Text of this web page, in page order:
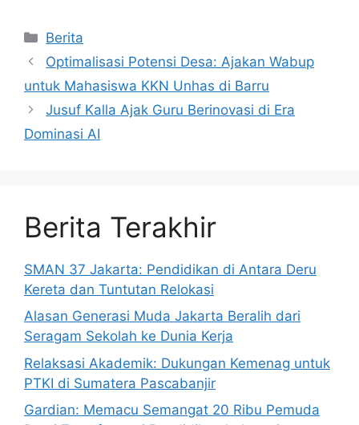
Kategori
Berita
Optimalisasi Potensi Desa: Ajakan Wabup
untuk Mahasiswa KKN Unhas di Barru
Jusuf Kalla Ajak Guru Berinovasi di Era
Dominasi AI
Berita Terakhir
SMAN 37 Jakarta: Pendidikan di Antara Deru
Kereta dan Tuntutan Relokasi
Alasan Generasi Muda Jakarta Beralih dari
Seragam Sekolah ke Dunia Kerja
Relaksasi Akademik: Dukungan Kemenag untuk
PTKI di Sumatera Pascabanjir
Gardian: Memacu Semangat 20 Ribu Pemuda